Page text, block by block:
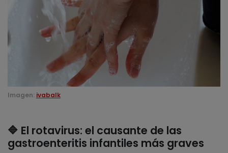
Imagen: ivabalk
🔷 El rotavirus: el causante de las
gastroenteritis infantiles más graves